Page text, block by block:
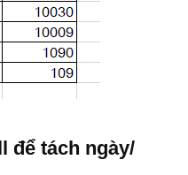
để tách ngày/